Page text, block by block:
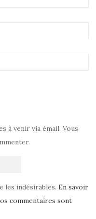
à venir via émail. Vous
les indésirables. En savoir
commentaires sont